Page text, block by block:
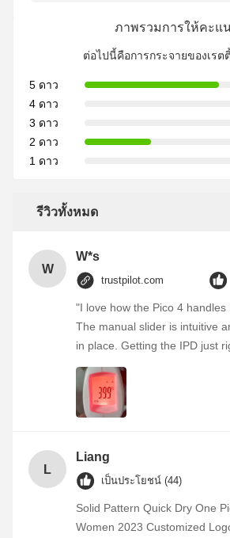
ภาพรวมการให้คะแ
ต่อไปนี้คือการกระจายของเรต
5 ดาว
4 ดาว
3 ดาว
2 ดาว
1 ดาว
รีวิวทั้งหมด
W
W*s
trustpilot.com
"I love how the Pico 4 handles
The manual slider is intuitive
in place. Getting the IPD just
L
Liang
เป็นประโยชน์ (44)
Solid Pattern Quick Dry One
Women 2023 Customized